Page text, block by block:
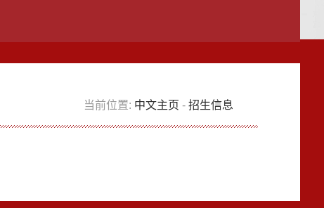
当前位置: 中文主页 -招生信息